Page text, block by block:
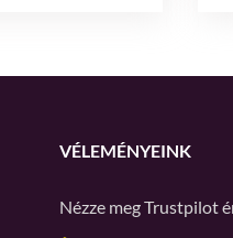
VÉLEMÉNYEINK
Nézze megTrustpilot